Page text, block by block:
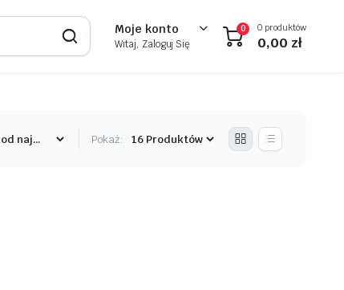
Moje konto
Witaj, Zaloguj Się
0 0 produktów
0,00 zł
Pokaż: